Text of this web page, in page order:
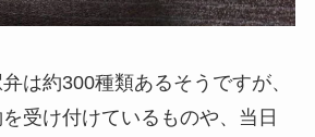
は約300種類あるそうですが、
受け付けているものや、当日